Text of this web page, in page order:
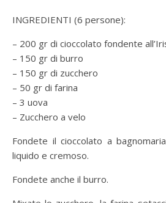
INGREDIENTI (6 persone):
– 200 gr di cioccolato fondente
– 150 gr di burro
– 150 gr di zucchero
– 50 gr di farina
– 3 uova
– Zucchero a velo
Fondete il cioccolato a
liquido e cremoso.
Fondete anche il burro.